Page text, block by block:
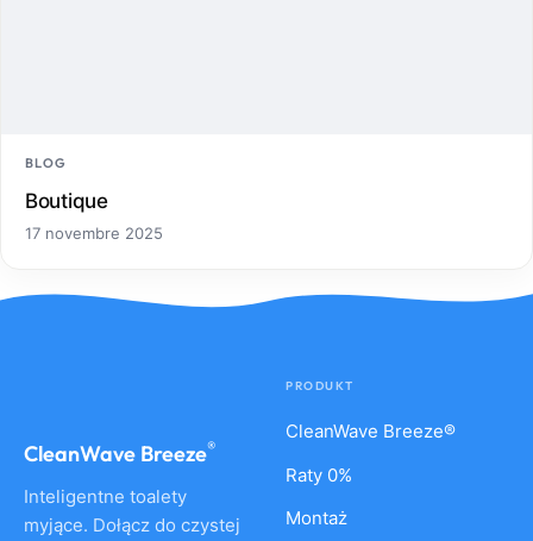
BLOG
Boutique
17 novembre 2025
CleanWave Breeze®
Inteligentne toalety
myjące. Dołącz do czystej
PRODUKT
CleanWave Breeze®
Raty 0%
Montaż